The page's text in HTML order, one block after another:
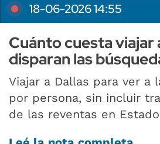
18-06-2026 14:55
Cuánto cuesta viajar
disparan las
Viajar a Dallas para ver a
por persona, sin incluir
de las reventas en